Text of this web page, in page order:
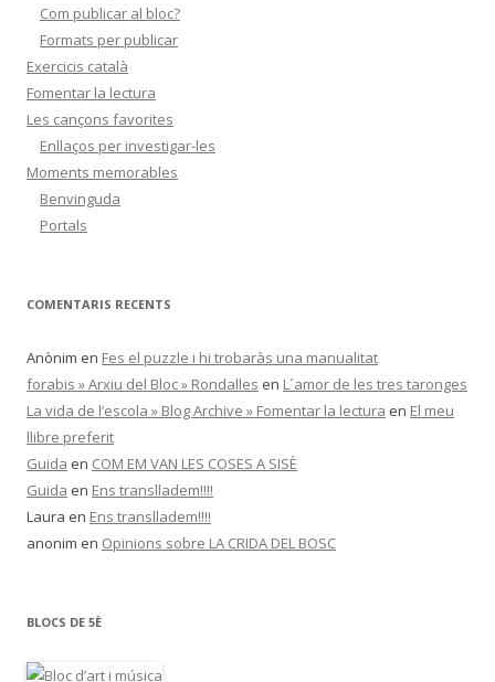
Com publicar al bloc?
Formats per publicar
Exercicis català
Fomentar la lectura
Les cançons favorites
Enllaços per investigar-les
Moments memorables
Benvinguda
Portals
COMENTARIS RECENTS
Anònim en Fes el puzzle i hi trobaràs una manualitat
forabis » Arxiu del Bloc » Rondalles en L´amor de les tres taronges
La vida de l’escola » Blog Archive » Fomentar la lectura en El meu
llibre preferit
Guida en COM EM VAN LES COSES A SISÈ
Guida en Ens translladem!!!!
Laura en Ens translladem!!!!
anonim en Opinions sobre LA CRIDA DEL BOSC
BLOCS DE 5È